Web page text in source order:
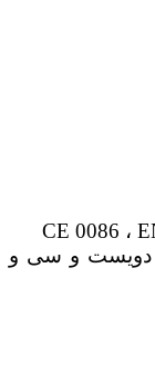
دویست و سی و